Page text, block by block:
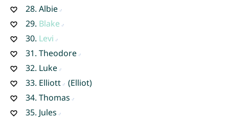
28. Albie
29. Blake
30. Levi
31. Theodore
32. Luke
33. Elliott
(Elliot)
34. Thomas
35. Jules